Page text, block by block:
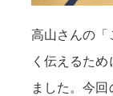
高山さんの「
く伝えるた
ました。今